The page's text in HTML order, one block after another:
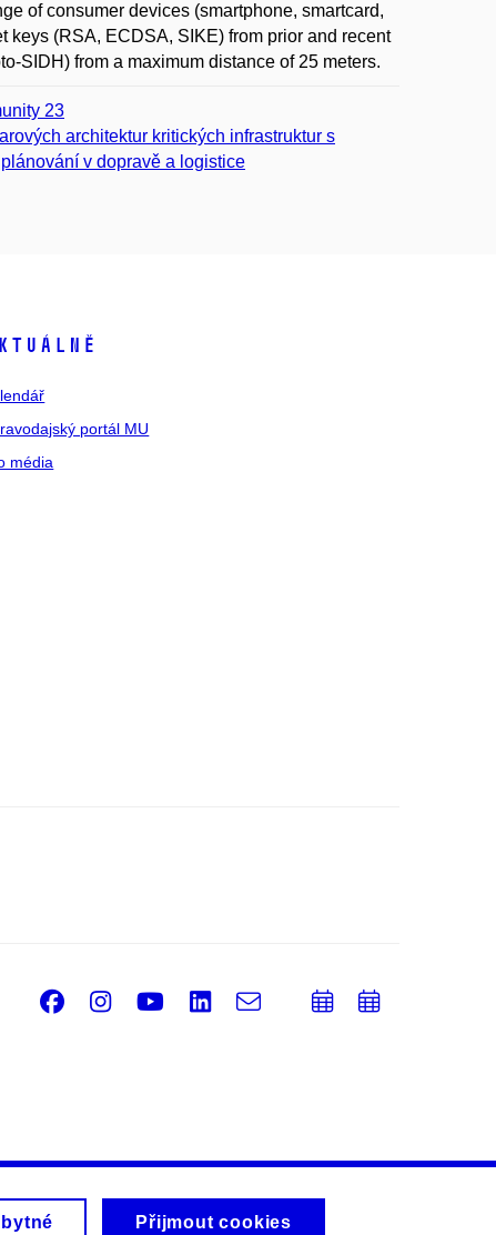
of consumer devices (smartphone, smartcard,
(RSA, ECDSA, SIKE) from prior and recent
SIDH) from a maximum distance of 25 meters.
23
architektur kritických infrastruktur s
v dopravě a logistice
portál MU
média
Facebook
Instagram
Youtube
LinkedIn
e-
PřidatPřidat
Přijmout cookies